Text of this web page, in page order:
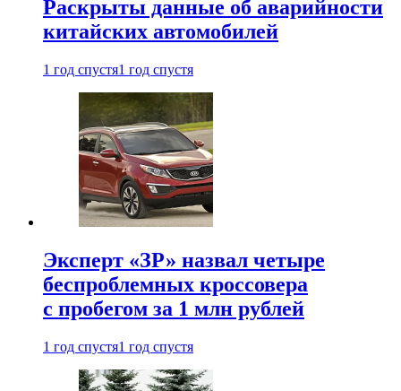
Раскрыты данные об аварийности
китайских автомобилей
1 год спустя1 год спустя
Эксперт «ЗР» назвал четыре
беспроблемных кроссовера
с пробегом за 1 млн рублей
1 год спустя1 год спустя